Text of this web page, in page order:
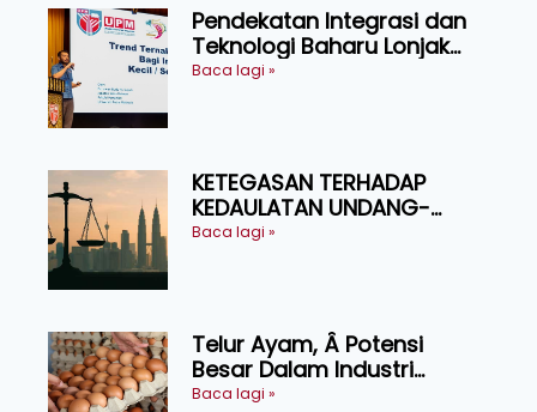
Pendekatan Integrasi dan
Teknologi Baharu Lonjak
Produktiviti Ternakan
Baca lagi »
KETEGASAN TERHADAP
KEDAULATAN UNDANG-
UNDANG ASAS KEPADA
Baca lagi »
Telur Ayam, Â Potensi
Besar Dalam Industri
Makanan, Kosmetik dan
Baca lagi »